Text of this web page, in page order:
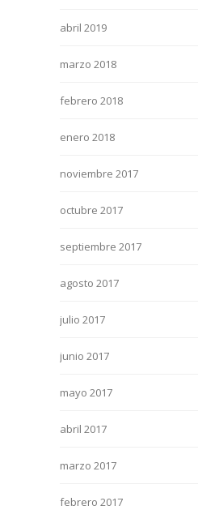
abril 2019
marzo 2018
febrero 2018
enero 2018
noviembre 2017
octubre 2017
septiembre 2017
agosto 2017
julio 2017
junio 2017
mayo 2017
abril 2017
marzo 2017
febrero 2017